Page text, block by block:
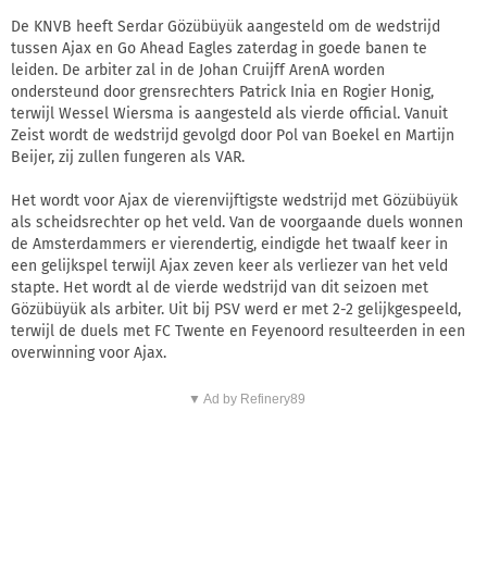
De KNVB heeft Serdar Gözübüyük aangesteld om de wedstrijd
tussen Ajax en Go Ahead Eagles zaterdag in goede banen te
leiden. De arbiter zal in de Johan Cruijff ArenA worden
ondersteund door grensrechters Patrick Inia en Rogier Honig,
terwijl Wessel Wiersma is aangesteld als vierde official. Vanuit
Zeist wordt de wedstrijd gevolgd door Pol van Boekel en Martijn
Beijer, zij zullen fungeren als VAR.
Het wordt voor Ajax de vierenvijftigste wedstrijd met Gözübüyük
als scheidsrechter op het veld. Van de voorgaande duels wonnen
de Amsterdammers er vierendertig, eindigde het twaalf keer in
een gelijkspel terwijl Ajax zeven keer als verliezer van het veld
stapte. Het wordt al de vierde wedstrijd van dit seizoen met
Gözübüyük als arbiter. Uit bij PSV werd er met 2-2 gelijkgespeeld,
terwijl de duels met FC Twente en Feyenoord resulteerden in een
overwinning voor Ajax.
▼ Ad by Refinery89